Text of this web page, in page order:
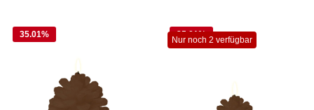
35.01%
Nur noch 2 verfügbar
35.01%